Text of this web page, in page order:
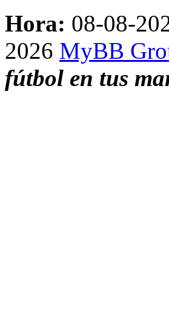
Hora: 08-08-
2026 MyBB
fútbol en tus